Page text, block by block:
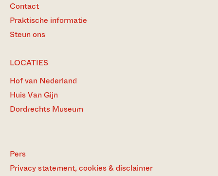
Contact
Praktische informatie
Steun ons
LOCATIES
Hof van Nederland
Huis Van Gijn
Dordrechts Museum
Pers
Privacy statement, cookies & disclaimer